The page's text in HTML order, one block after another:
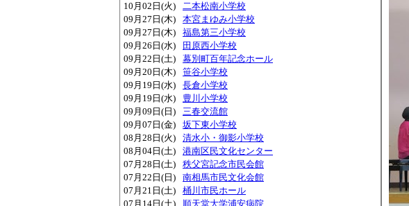
10月02日(火)
二本松南小学校
09月27日(木)
本宮まゆみ小学校
09月27日(木)
福島第三小学校
09月26日(水)
田原西小学校
09月22日(土)
幕別町百年記念ホール
09月20日(木)
笹谷小学校
09月19日(水)
長倉小学校
09月19日(水)
豊川小学校
09月09日(日)
三春交流館
09月07日(金)
坂下東小学校
08月28日(火)
清水小・御影小学校
08月04日(土)
港南区民文化センター
07月28日(土)
秩父宮記念市民会館
07月22日(日)
南相馬市民文化会館
07月21日(土)
桶川市民ホール
07月14日(土)
順天堂大学浦安病院